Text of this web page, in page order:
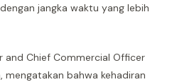
jangka waktu yang lebih
and Chief Commercial Officer
bahwa kehadiran